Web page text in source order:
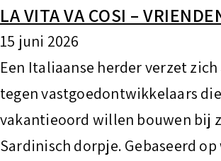
LA VITA VA COSI –
15 juni 2026
Een Italiaanse herder verzet zich
tegen vastgoedontwikkelaars
vakantieoord willen bouwen bij
Sardinisch dorpje. Gebaseerd op